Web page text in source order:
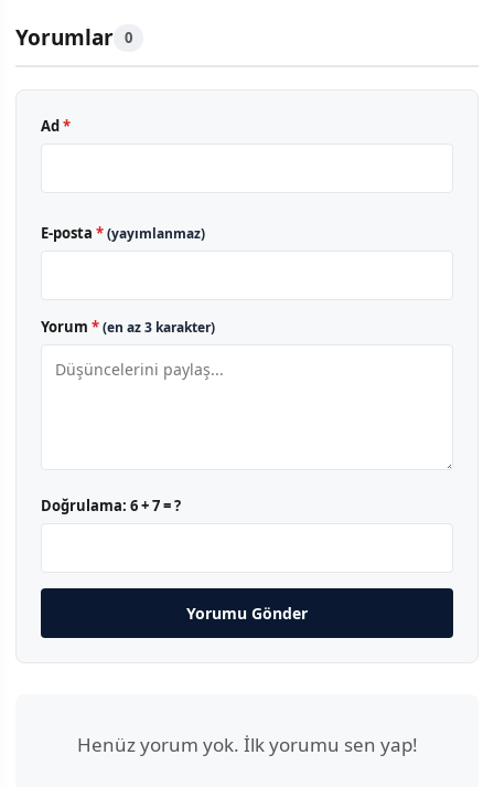
Yorumlar 0
Ad *
E-posta *(yayımlanmaz)
Yorum *(en az 3 karakter)
Doğrulama: 6 + 7 = ?
Yorumu Gönder
Henüz yorum yok. İlk yorumu sen yap!